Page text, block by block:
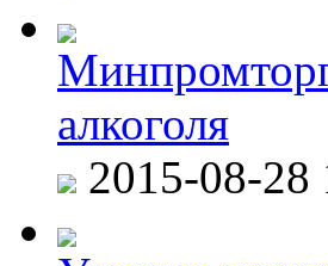
алкоголя
2015-08-28